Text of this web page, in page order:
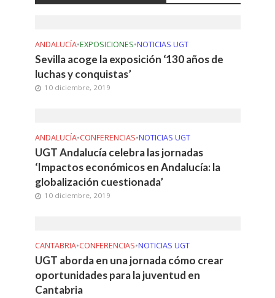
ANDALUCÍA•EXPOSICIONES•NOTICIAS UGT
Sevilla acoge la exposición ‘130 años de
luchas y conquistas’
10 diciembre, 2019
ANDALUCÍA•CONFERENCIAS•NOTICIAS UGT
UGT Andalucía celebra las jornadas
‘Impactos económicos en Andalucía: la
globalización cuestionada’
10 diciembre, 2019
CANTABRIA•CONFERENCIAS•NOTICIAS UGT
UGT aborda en una jornada cómo crear
oportunidades para la juventud en
Cantabria